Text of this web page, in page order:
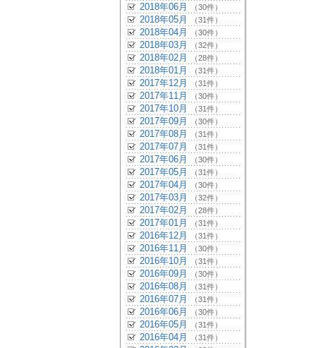
2018年06月 （30件）
2018年05月 （31件）
2018年04月 （30件）
2018年03月 （32件）
2018年02月 （28件）
2018年01月 （31件）
2017年12月 （31件）
2017年11月 （30件）
2017年10月 （31件）
2017年09月 （30件）
2017年08月 （31件）
2017年07月 （31件）
2017年06月 （30件）
2017年05月 （31件）
2017年04月 （30件）
2017年03月 （32件）
2017年02月 （28件）
2017年01月 （31件）
2016年12月 （31件）
2016年11月 （30件）
2016年10月 （31件）
2016年09月 （30件）
2016年08月 （31件）
2016年07月 （31件）
2016年06月 （30件）
2016年05月 （31件）
2016年04月 （31件）